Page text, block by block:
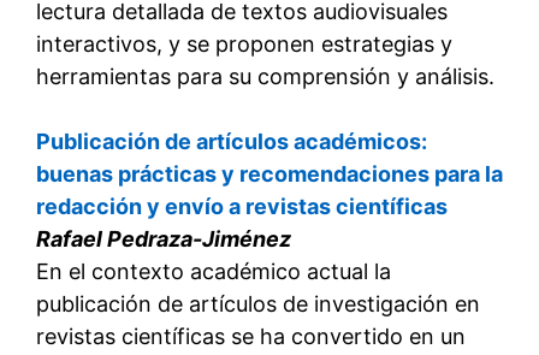
lectura detallada de textos audiovisuales
interactivos, y se proponen estrategias y
herramientas para su comprensión y análisis.
Publicación de artículos académicos:
buenas prácticas y recomendaciones para la
redacción y envío a revistas científicas
Rafael Pedraza-Jiménez
En el contexto académico actual la
publicación de artículos de investigación en
revistas científicas se ha convertido en un